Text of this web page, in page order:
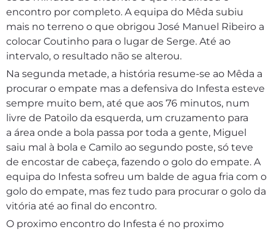
encontro por completo. A equipa do Mêda subiu
mais no terreno o que obrigou José Manuel Ribeiro a
colocar Coutinho para o lugar de Serge. Até ao
intervalo, o resultado não se alterou.
Na segunda metade, a história resume-se ao Mêda a
procurar o empate mas a defensiva do Infesta esteve
sempre muito bem, até que aos 76 minutos, num
livre de Patoilo da esquerda, um cruzamento para
a área onde a bola passa por toda a gente, Miguel
saiu mal à bola e Camilo ao segundo poste, só teve
de encostar de cabeça, fazendo o golo do empate. A
equipa do Infesta sofreu um balde de agua fria com o
golo do empate, mas fez tudo para procurar o golo da
vitória até ao final do encontro.
O proximo encontro do Infesta é no proximo